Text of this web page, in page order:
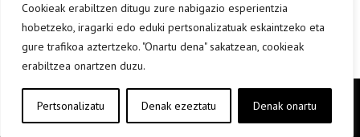
Cookieak erabiltzen ditugu zure nabigazio esperientzia
hobetzeko, iragarki edo eduki pertsonalizatuak eskaintzeko eta
gure trafikoa aztertzeko. "Onartu dena" sakatzean, cookieak
erabiltzea onartzen duzu.
Pertsonalizatu Denak ezeztatu Denak onartu
Copyright © elkar Argitaletxeak 2019
Lege oharra
Cookie politika